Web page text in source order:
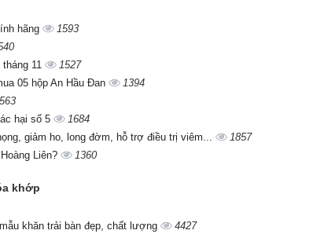
hãng
1593
11
1527
05 hộp An Hầu Đan
1394
hại số 5
1684
giảm ho, long đờm, hỗ trợ điều trị viêm...
1857
Liên? 1360
khớp
khăn trải bàn đẹp, chất lượng 4427